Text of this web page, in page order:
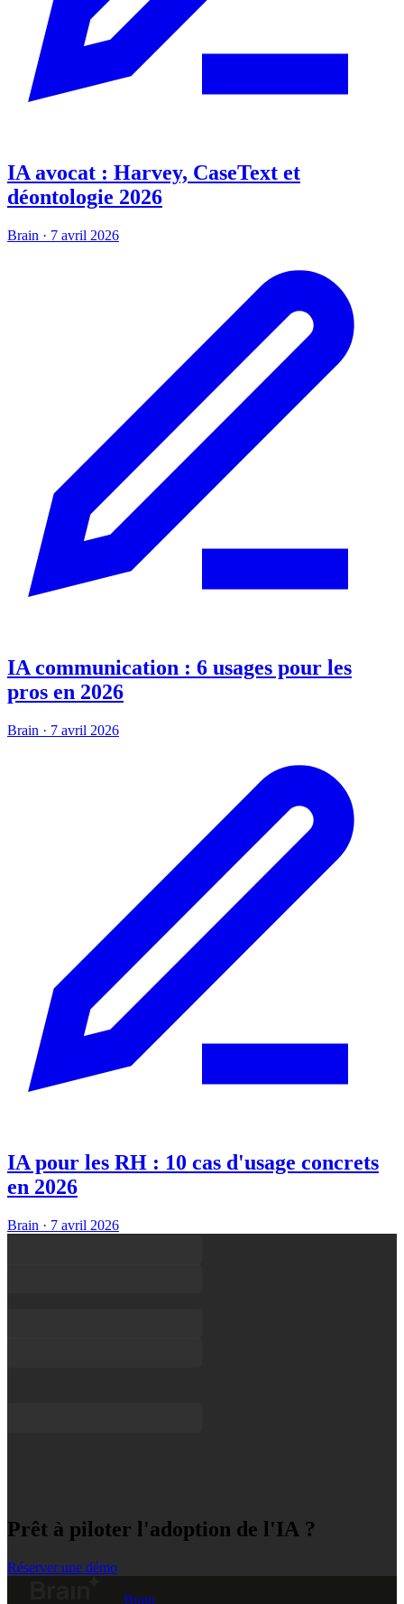
IA avocat : Harvey, CaseText et
déontologie 2026
Brain · 7 avril 2026
IA communication : 6 usages pour les
pros en 2026
Brain · 7 avril 2026
IA pour les RH : 10 cas d'usage concrets
en 2026
Brain · 7 avril 2026
Prêt à piloter l'adoption de l'IA ?
Réserver une démo
Brain